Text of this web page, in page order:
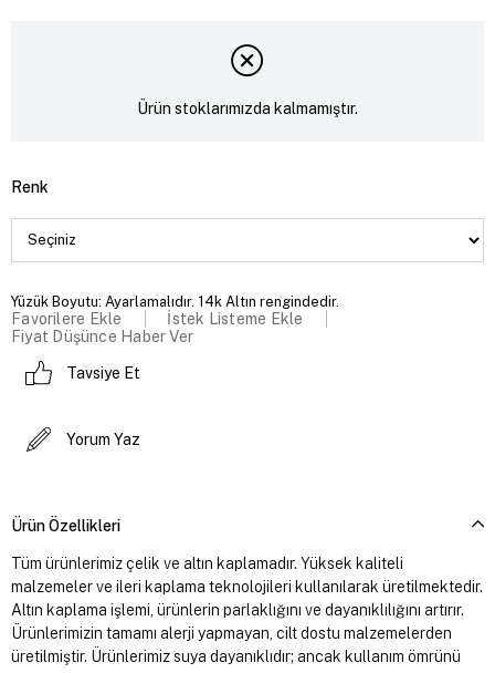
Ürün stoklarımızda kalmamıştır.
Renk
Yüzük Boyutu: Ayarlamalıdır. 14k Altın rengindedir.
Favorilere Ekle
İstek Listeme Ekle
Fiyat Düşünce Haber Ver
Tavsiye Et
Yorum Yaz
Ürün Özellikleri
Tüm ürünlerimiz çelik ve altın kaplamadır. Yüksek kaliteli
malzemeler ve ileri kaplama teknolojileri kullanılarak üretilmektedir.
Altın kaplama işlemi, ürünlerin parlaklığını ve dayanıklılığını artırır.
Ürünlerimizin tamamı alerji yapmayan, cilt dostu malzemelerden
üretilmiştir. Ürünlerimiz suya dayanıklıdır; ancak kullanım ömrünü